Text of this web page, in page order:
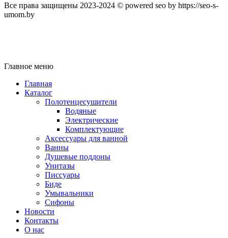
Все права защищены 2023-2024 © powered seo by https://seo-s-
umom.by
Главное меню
Главная
Каталог
Полотенцесушители
Водяные
Электрические
Комплектующие
Аксессуары для ванной
Ванны
Душевые поддоны
Унитазы
Писсуары
Биде
Умывальники
Сифоны
Новости
Контакты
О нас